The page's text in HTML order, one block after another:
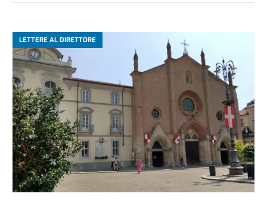
LETTERE AL DIRETTORE